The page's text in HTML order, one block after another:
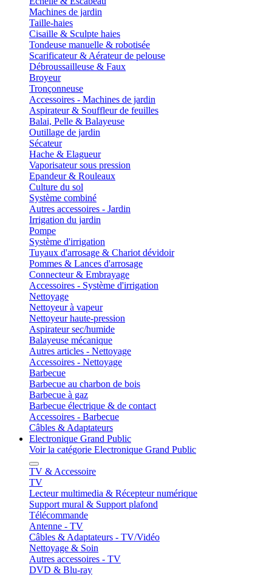
Machines de jardin
Taille-haies
Cisaille & Sculpte haies
Tondeuse manuelle & robotisée
Scarificateur & Aérateur de pelouse
Débroussailleuse & Faux
Broyeur
Tronçonneuse
Accessoires - Machines de jardin
Aspirateur & Souffleur de feuilles
Balai, Pelle & Balayeuse
Outillage de jardin
Sécateur
Hache & Elagueur
Vaporisateur sous pression
Epandeur & Rouleaux
Culture du sol
Système combiné
Autres accessoires - Jardin
Irrigation du jardin
Pompe
Système d'irrigation
Tuyaux d'arrosage & Chariot dévidoir
Pommes & Lances d'arrosage
Connecteur & Embrayage
Accessoires - Système d'irrigation
Nettoyage
Nettoyeur à vapeur
Nettoyeur haute-pression
Aspirateur sec/humide
Balayeuse mécanique
Autres articles - Nettoyage
Accessoires - Nettoyage
Barbecue
Barbecue au charbon de bois
Barbecue à gaz
Barbecue électrique & de contact
Accessoires - Barbecue
Câbles & Adaptateurs
Electronique Grand Public
Voir la catégorie Electronique Grand Public
TV & Accessoire
TV
Lecteur multimedia & Récepteur numérique
Support mural & Support plafond
Télécommande
Antenne - TV
Câbles & Adaptateurs - TV/Vidéo
Nettoyage & Soin
Autres accessoires - TV
DVD & Blu-ray